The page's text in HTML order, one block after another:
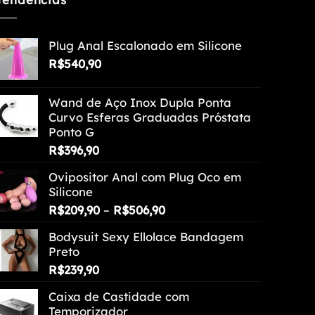
Plug Anal Escalonado em Silicone
R$540,90
Wand de Aço Inox Dupla Ponta
Curvo Esferas Graduadas Próstata
Ponto G
R$396,90
Ovipositor Anal com Plug Oco em
Silicone
R$209,90 – R$506,90Faixa
preço:
Bodysuit Sexy Ellolace Bandagem
Preto
R$239,90
Caixa de Castidade com
Temporizador